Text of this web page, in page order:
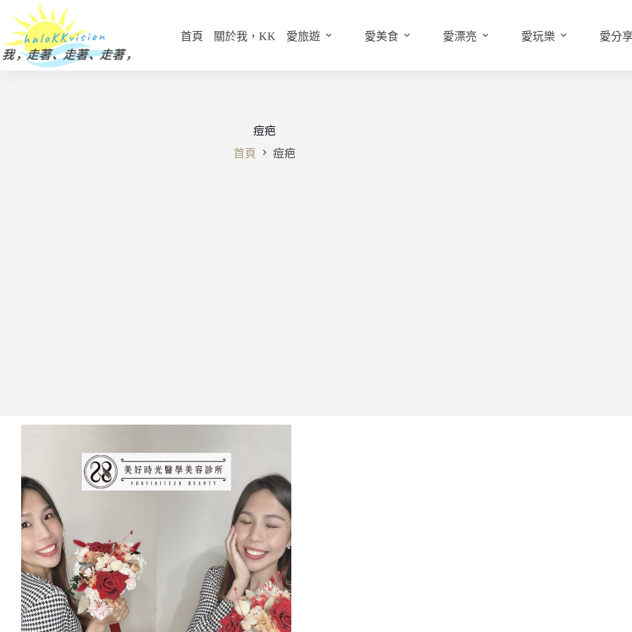
主
要
首頁 關於我，KK 愛旅遊 愛美食 愛漂亮 愛玩樂 愛分
痘疤
首頁
痘疤